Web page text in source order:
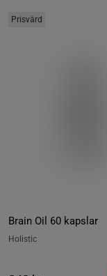
Prisvärd
Brain Oil 60 kapslar
Holistic